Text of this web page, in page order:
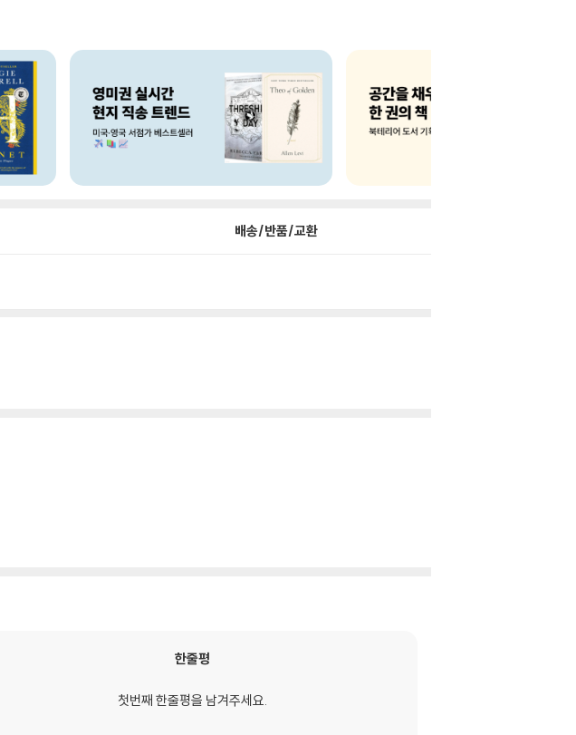
배송/반품/교환
한줄평
첫번째 한줄평을 남겨주세요.